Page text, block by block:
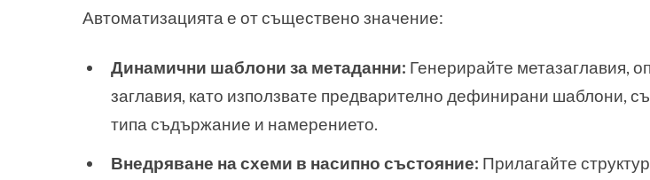
Автоматизацията е от съществено значение:
Динамични шаблони за метаданни: Генерирайте метазаглавия,
заглавия, като използвате предварително дефинирани шаблони,
типа съдържание и намерението.
Внедряване на схеми в насипно състояние: Прилагайте